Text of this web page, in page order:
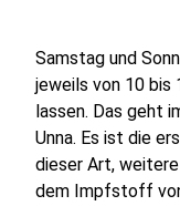
Samstag und
jeweils von 10 bis
lassen. Das geht
Unna. Es ist die
dieser Art,
dem Impfstoff